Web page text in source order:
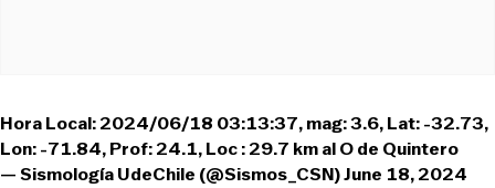
Hora Local: 2024/06/18 03:13:37, mag: 3.6, Lat: -32.73,
Lon: -71.84, Prof: 24.1, Loc : 29.7 km al O de Quintero
— Sismología UdeChile (@Sismos_CSN)June 18, 2024